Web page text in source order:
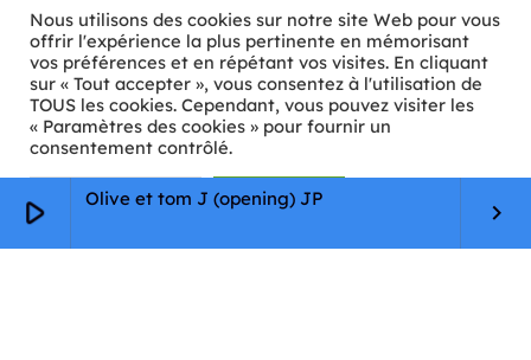
play_arrow Olive et tom J (opening) JP
keyboard_arrow_right
projet réunit un trio de créateurs de renom, avec Ajichika
(Record of Ragnarok) à l’illustration et Aoi Kujira (Geek
Circle Crisis) pour la composition scénaristique. Ce manga
promet d'être un conte féerique moderne, où […]
today 14/11/2024 60
Nous utilisons des cookies sur notre site Web pour vous
offrir l'expérience la plus pertinente en mémorisant
vos préférences et en répétant vos visites. En cliquant
sur « Tout accepter », vous consentez à l'utilisation de
TOUS les cookies. Cependant, vous pouvez visiter les
« Paramètres des cookies » pour fournir un
consentement contrôlé.
Paramètres Cookie Tout accepter